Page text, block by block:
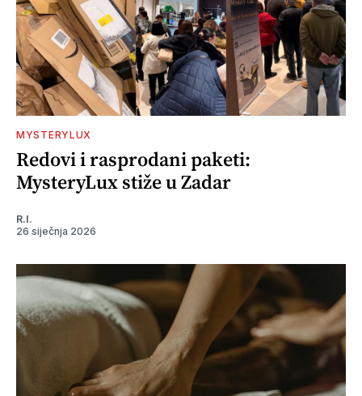
MYSTERYLUX
Redovi i rasprodani paketi:
MysteryLux stiže u Zadar
R.I.
26 siječnja 2026